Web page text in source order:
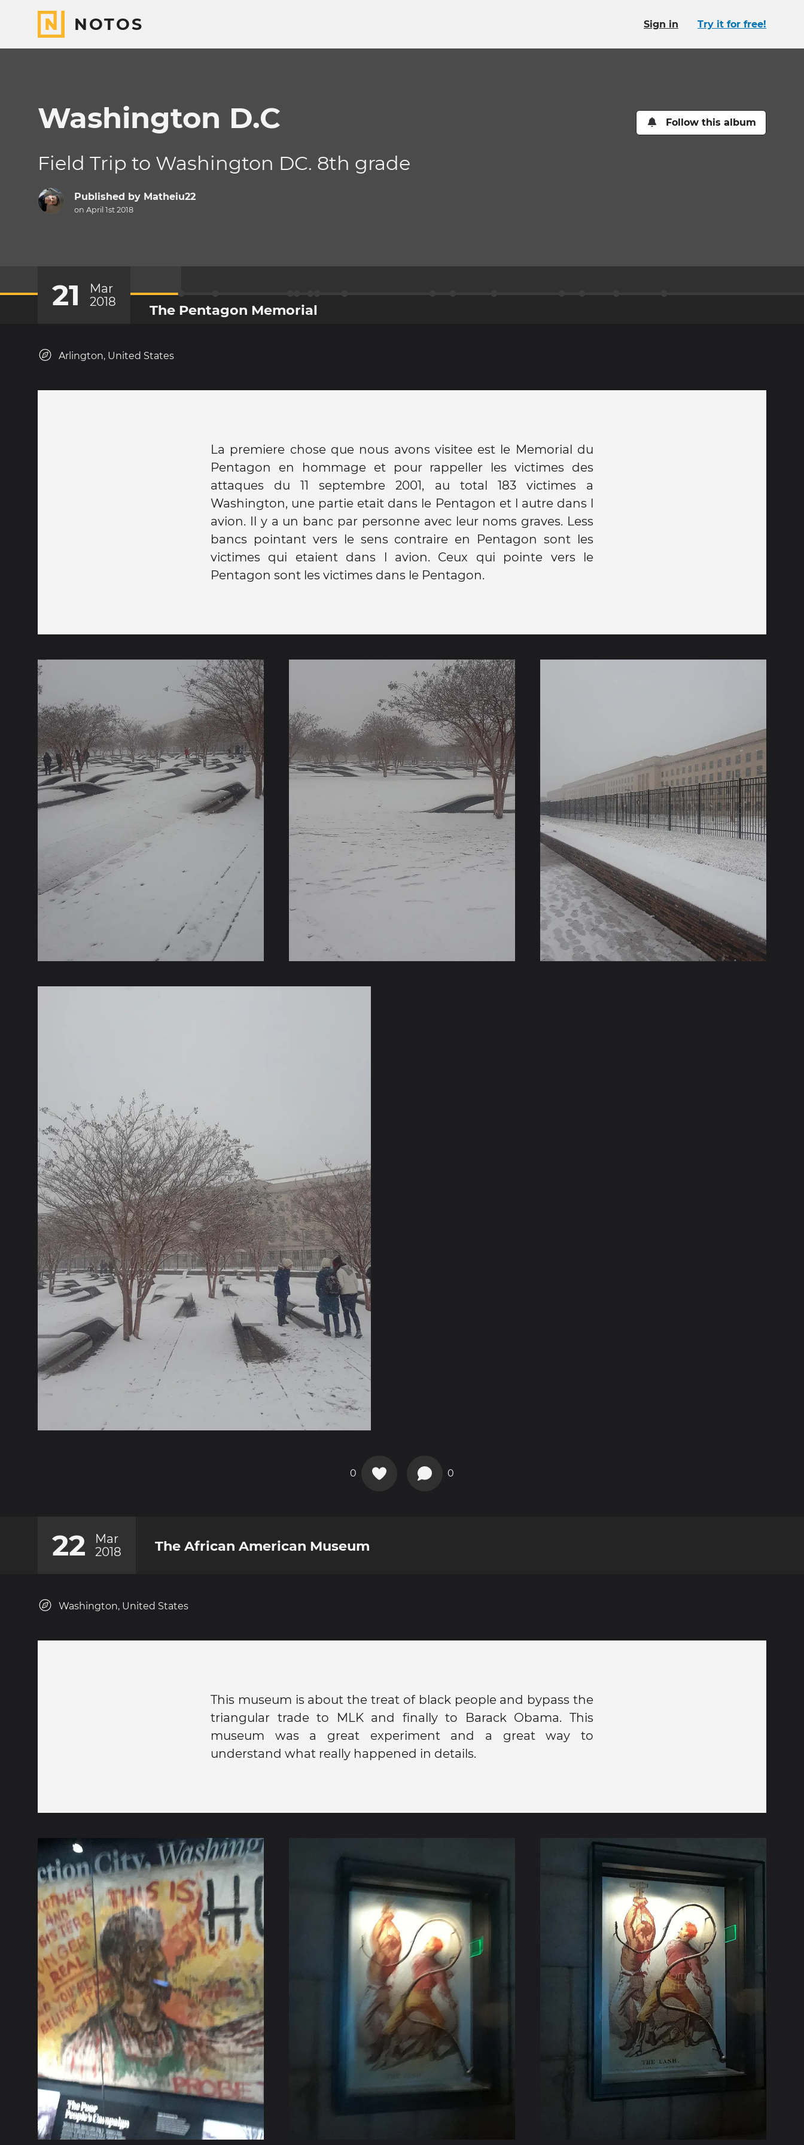
NOTOS Sign in Try it for free!
Washington D.C Follow this album
Field Trip to Washington DC. 8th grade
Published by Matheiu22
on April 1st 2018
21
Mar
2018
The Pentagon Memorial
Arlington, United States
La premiere chose que nous avons visitee est le Memorial du
Pentagon en hommage et pour rappeller les victimes des
attaques du 11 septembre 2001, au total 183 victimes a
Washington, une partie etait dans le Pentagon et l autre dans l
avion. Il y a un banc par personne avec leur noms graves. Less
bancs pointant vers le sens contraire en Pentagon sont les
victimes qui etaient dans l avion. Ceux qui pointe vers le
Pentagon sont les victimes dans le Pentagon.
0 0
22
Mar
2018
The African American Museum
Washington, United States
This museum is about the treat of black people and bypass the
triangular trade to MLK and finally to Barack Obama. This
museum was a great experiment and a great way to
understand what really happened in details.